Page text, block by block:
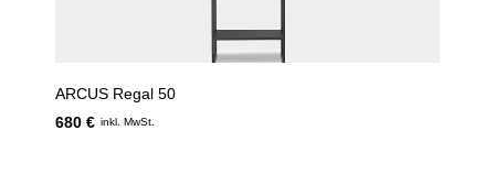
ARCUS Regal 50
680 € inkl. MwSt.